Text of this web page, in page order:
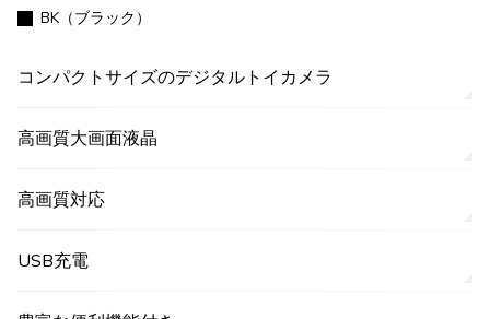
BK（ブラック）
コンパクトサイズのデジタルトイカメラ
高画質大画面液晶
高画質対応
USB充電